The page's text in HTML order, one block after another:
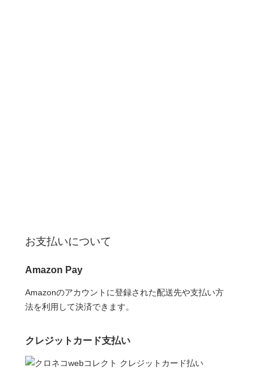
お支払いについて
Amazon Pay
Amazonのアカウントに登録された配送先や支払い方
法を利用して決済できます。
クレジットカード支払い